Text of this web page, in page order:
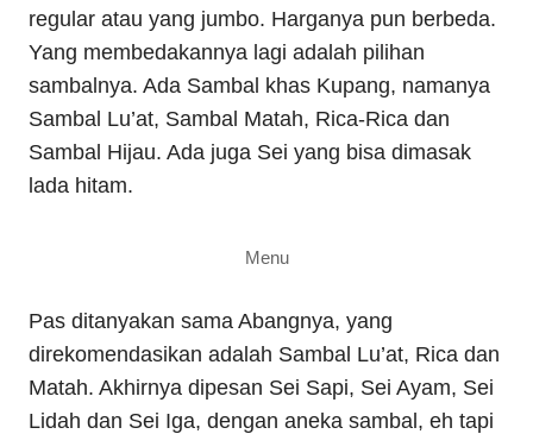
regular atau yang jumbo. Harganya pun berbeda.
Yang membedakannya lagi adalah pilihan
sambalnya. Ada Sambal khas Kupang, namanya
Sambal Lu’at, Sambal Matah, Rica-Rica dan
Sambal Hijau. Ada juga Sei yang bisa dimasak
lada hitam.
Menu
Pas ditanyakan sama Abangnya, yang
direkomendasikan adalah Sambal Lu’at, Rica dan
Matah. Akhirnya dipesan Sei Sapi, Sei Ayam, Sei
Lidah dan Sei Iga, dengan aneka sambal, eh tapi